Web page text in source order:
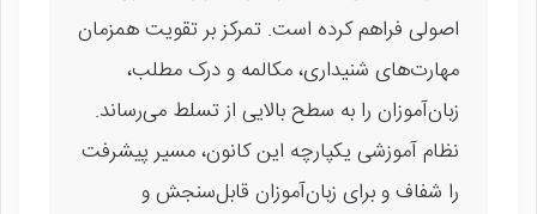
اصولی فراهم کرده است. تمرکز بر تقویت همزمان
مهارت‌های شنیداری، مکالمه و درک مطلب،
زبان‌آموزان را به سطح بالایی از تسلط می‌رساند.
نظام آموزشی یکپارچه این کانون، مسیر پیشرفت
را شفاف و برای زبان‌آموزان قابل‌سنجش و